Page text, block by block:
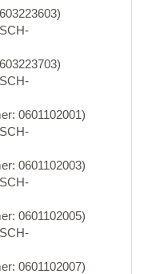
0601102001)
0601102003)
0601102005)
0601102007)